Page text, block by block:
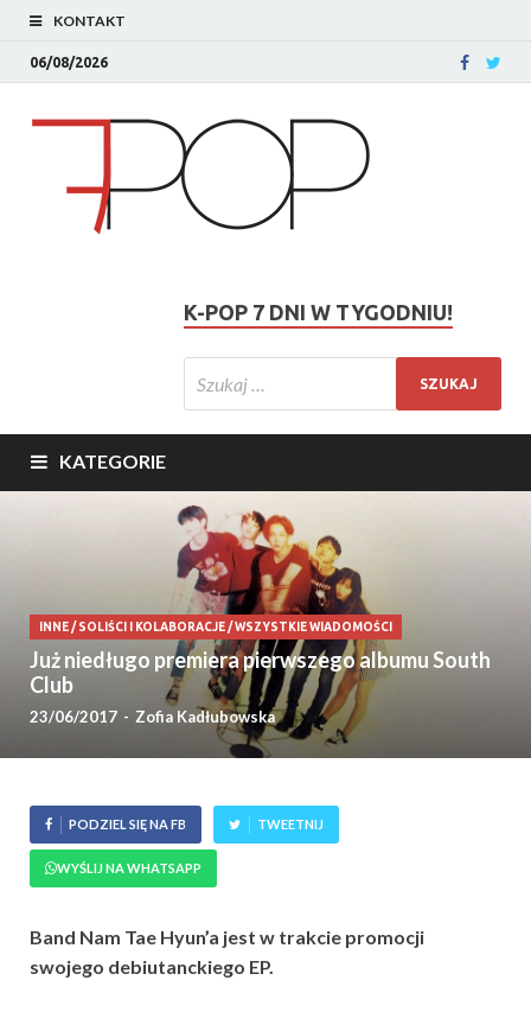
KONTAKT
06/08/2026
K-POP 7 DNI W TYGODNIU!
KATEGORIE
INNE/SOLIŚCI I KOLABORACJE/WSZYSTKIE WIADOMOŚCI
Już niedługo premiera pierwszego albumu South
Club
23/06/2017 - Zofia Kadłubowska
PODZIEL SIĘ NA FB TWEETNIJ
WYŚLIJ NA WHATSAPP
Band Nam Tae Hyun’a jest w trakcie promocji
swojego debiutanckiego EP.